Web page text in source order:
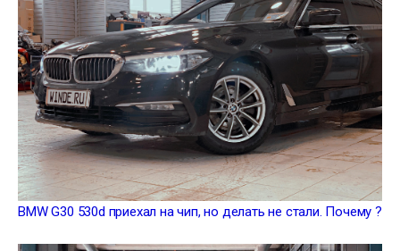
BMW G30 530d приехал на чип, но делать не стали. Почему ?